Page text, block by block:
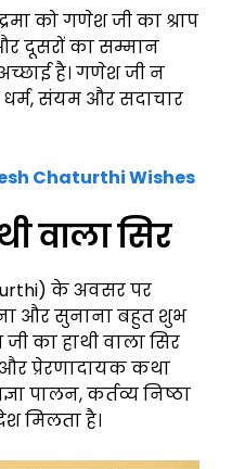
को गणेश जी का श्राप
दूसरों का सम्मान
है। गणेश जी न
संयम और सदाचार
Chaturthi Wishes
वाला सिर
के अवसर पर
और सुनाना बहुत शुभ
का हाथी वाला सिर
प्रेरणादायक कथा
पालन, कर्तव्य निष्ठा
मिलता है।